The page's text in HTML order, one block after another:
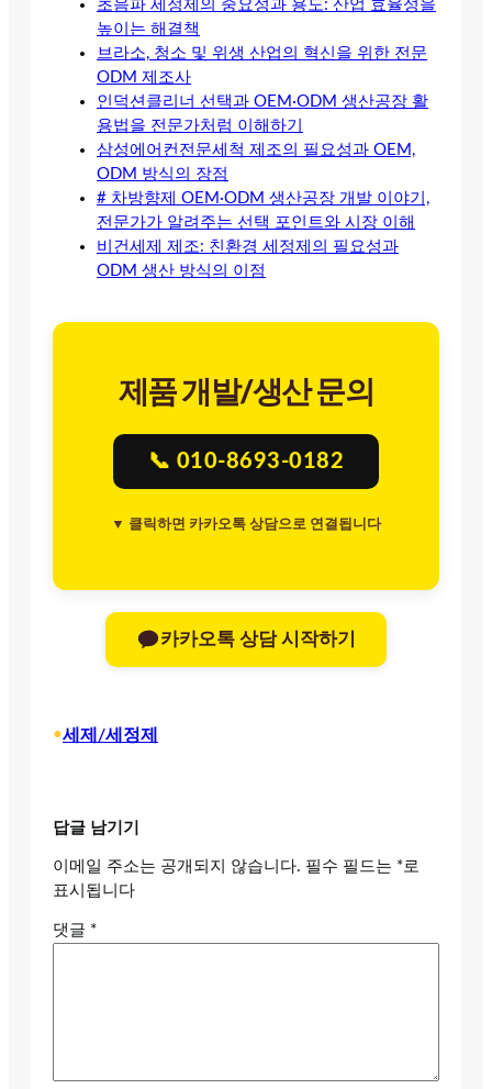
초음파 세정제의 중요성과 용도: 산업 효율성을
높이는 해결책
브라소, 청소 및 위생 산업의 혁신을 위한 전문
ODM 제조사
인덕션클리너 선택과 OEM·ODM 생산공장 활
용법을 전문가처럼 이해하기
삼성에어컨전문세척 제조의 필요성과 OEM,
ODM 방식의 장점
# 차방향제 OEM·ODM 생산공장 개발 이야기,
전문가가 알려주는 선택 포인트와 시장 이해
비건세제 제조: 친환경 세정제의 필요성과
ODM 생산 방식의 이점
제품 개발/생산 문의
📞 010-8693-0182
▼ 클릭하면 카카오톡 상담으로 연결됩니다
카카오톡 상담 시작하기
•세제/세정제
답글 남기기
이메일 주소는 공개되지 않습니다. 필수 필드는 *로
표시됩니다
댓글 *